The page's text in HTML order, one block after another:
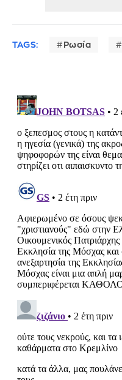
TAGS: Ρωσία